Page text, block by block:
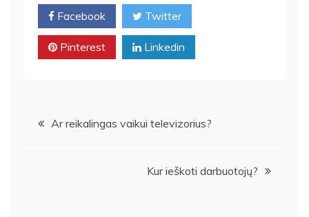
Facebook Twitter
Pinterest Linkedin
Navigacija
Ar reikalingas vaikui televizorius?
Kur ieškoti darbuotojų?